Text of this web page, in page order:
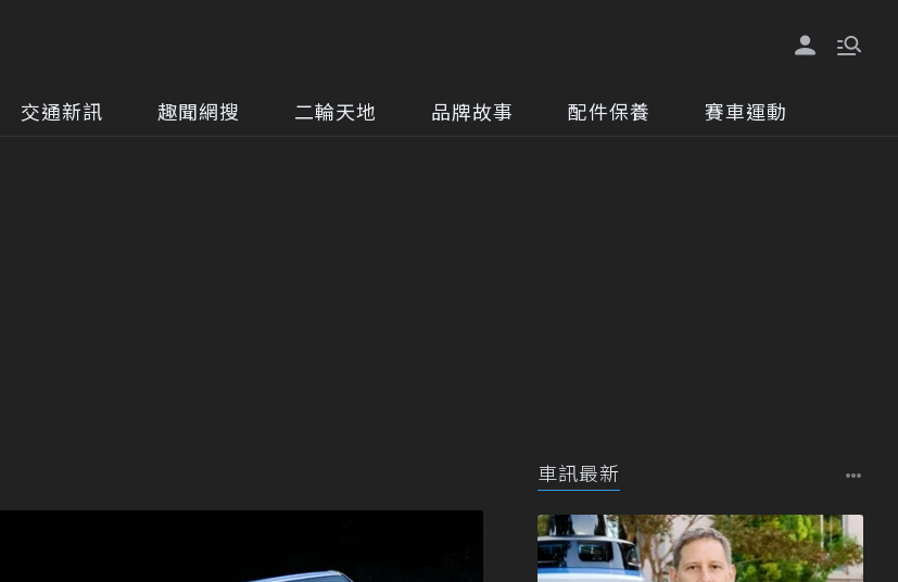
交通新訊 趣聞網搜 二輪天地 品牌故事 配件保養 賽車運動
車訊最新